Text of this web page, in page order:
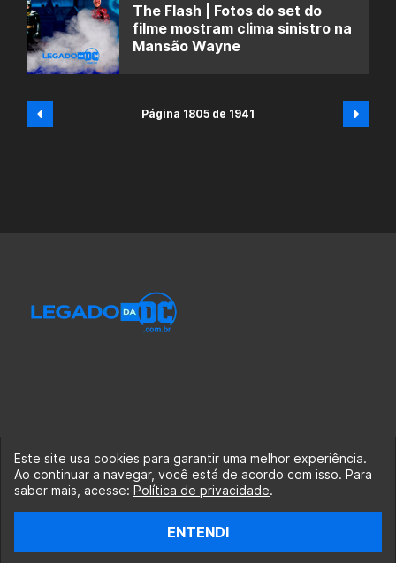
The Flash | Fotos do set do
filme mostram clima sinistro na
Mansão Wayne
Página 1805 de 1941
© 2020-2026 Legado da DC, uma empresa da Legado
Enterprises.
fabiolobo
Este site usa cookies para garantir uma melhor experiência.
Ao continuar a navegar, você está de acordo com isso. Para
saber mais, acesse: Política de privacidade.
ENTENDI